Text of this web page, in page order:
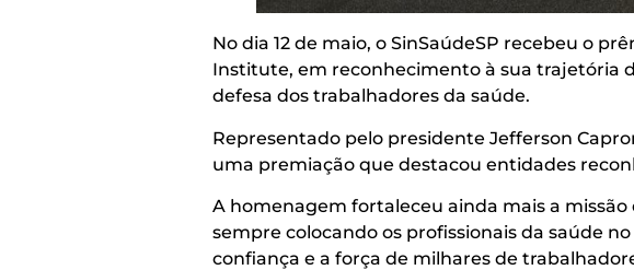
No dia 12 de maio, o SinSaúdeSP recebeu o
Institute, em reconhecimento à sua trajetória
defesa dos trabalhadores da saúde.
Representado pelo presidente Jefferson
uma premiação que destacou entidades
A homenagem fortaleceu ainda mais a
sempre colocando os profissionais da saúde
confiança e a força de milhares de